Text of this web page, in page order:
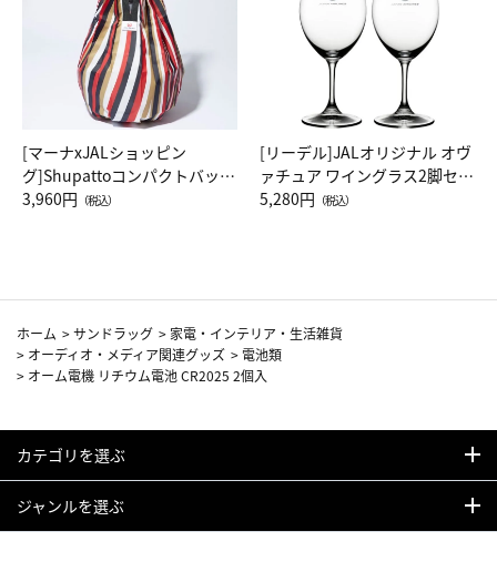
[マーナxJALショッピン
グ]Shupattoコンパクトバッグ
Drop JAL客室乗務員（LC）ス
3,960円 （税込）
[リーデル]JALオリジナル オヴ
ァチュア ワイングラス2脚セッ
ト（レッドワイン）
5,280円 （税込）
ホーム >サンドラッグ > 家電・インテリア・生活雑貨
> オーディオ・メディア関連グッズ > 電池類
> オーム電機 リチウム電池 CR2025 2個入
カテゴリを選ぶ
ジャンルを選ぶ